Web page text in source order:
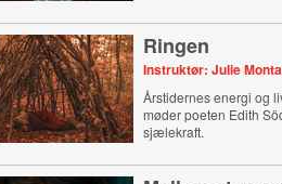
Ringen
Instruktør: Julie
Årstidernes energi og
møder poeten Edith
sjælekraft.